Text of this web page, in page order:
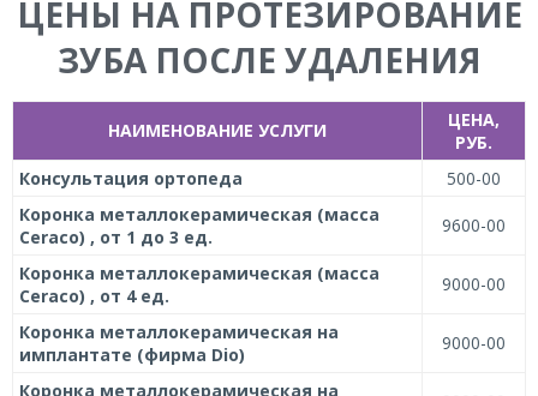
ЦЕНЫ НА ПРОТЕЗИРОВАНИЕ
ЗУБА ПОСЛЕ УДАЛЕНИЯ
НАИМЕНОВАНИЕ УСЛУГИ
ЦЕНА,
РУБ.
Консультация ортопеда
500-00
Коронка металлокерамическая (масса
Ceraco) , от 1 до 3 ед.
9600-00
Коронка металлокерамическая (масса
Ceraco) , от 4 ед.
9000-00
Коронка металлокерамическая на
имплантате (фирма Dio)
9000-00
Коронка металлокерамическая на